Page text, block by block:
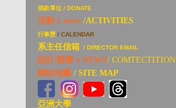
捐款單位 / DONATE
活動 x news /ACTIVITIES
行事歷 / CALENDAR
系主任信箱 / DIRECTOR EMAIL
設計/競賽 x NEWS/ COMTECTITION
網站地圖 / SITE MAP
亞洲大學